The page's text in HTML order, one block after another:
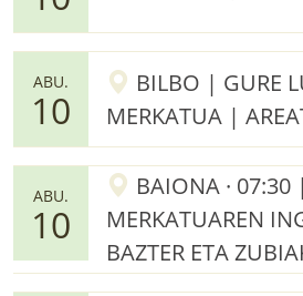
ABU.
10
BILBO | GURE
MERKATUA |
ABU.
10
BAIONA ·
MERKATUAREN
BAZTER ETA